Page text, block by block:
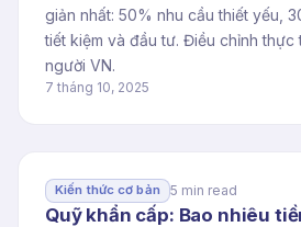
giản nhất: 50% nhu cầu thiết yếu,
tiết kiệm và đầu tư. Điều chỉnh thực
người VN.
7 tháng 10, 2025
Kiến thức cơ bản 5 min read
Quỹ khẩn cấp: Bao nhiêu